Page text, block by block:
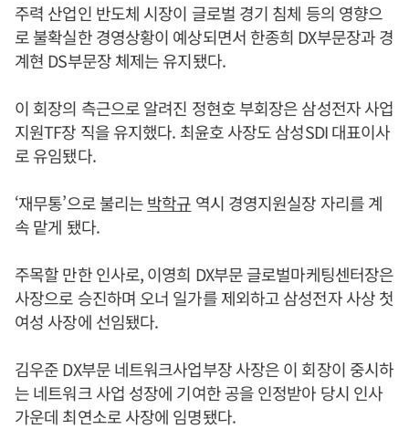
주력 산업인 반도체 시장이 글로벌 경기 침체 등의 영향으
로 불확실한 경영상황이 예상되면서 한종희 DX부문장과 경
계현 DS부문장 체제는 유지됐다.
이 회장의 측근으로 알려진 정현호 부회장은 삼성전자 사업
지원TF장 직을 유지했다. 최윤호 사장도 삼성SDI 대표이사
로 유임됐다.
‘재무통’으로 불리는박학규 역시 경영지원실장 자리를 계
속 맡게 됐다.
주목할 만한 인사로, 이영희 DX부문 글로벌마케팅센터장은
사장으로 승진하며 오너 일가를 제외하고 삼성전자 사상 첫
여성 사장에 선임됐다.
김우준 DX부문 네트워크사업부장 사장은 이 회장이 중시하
는 네트워크 사업 성장에 기여한 공을 인정받아 당시 인사
가운데 최연소로 사장에 임명됐다.